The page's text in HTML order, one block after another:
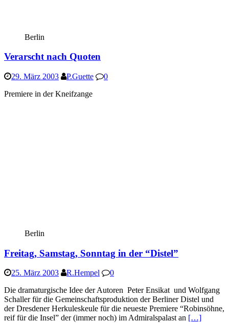
Berlin
Verarscht nach Quoten
29. März 2003 P.Guette
0
Premiere in der Kneifzange
Berlin
Freitag, Samstag, Sonntag in der “Distel”
25. März 2003 R.Hempel
0
Die dramaturgische Idee der Autoren Peter Ensikat und Wolfgang
Schaller für die Gemeinschaftsproduktion der Berliner Distel und
der Dresdener Herkuleskeule für die neueste Premiere “Robinsöhne,
reif für die Insel” der (immer noch) im Admiralspalast an […]